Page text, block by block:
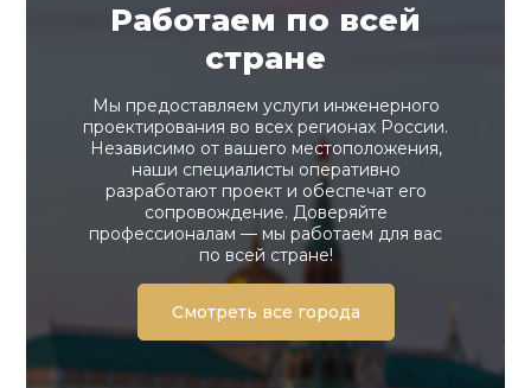
Работаем по всей
стране
Мы предоставляем услуги инженерного
проектирования во всех регионах России.
Независимо от вашего местоположения,
наши специалисты оперативно
разработают проект и обеспечат его
сопровождение. Доверяйте
профессионалам — мы работаем для вас
по всей стране!
Смотреть все города